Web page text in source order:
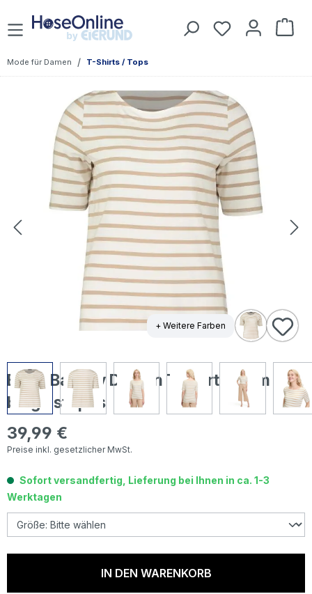
Zum Hauptinhalt springen Du hast 0
Mode für Damen / T-Shirts / Tops
Bildergalerie überspringen
+ Weitere Farben
Betty Barclay Damen T-Shirt cream
beige stripes
Regulärer Preis:
39,99 €
Preise inkl. gesetzlicher MwSt.
Sofort versandfertig, Lieferung bei Ihnen in ca. 1-3
Werktagen
IN DEN WARENKORB